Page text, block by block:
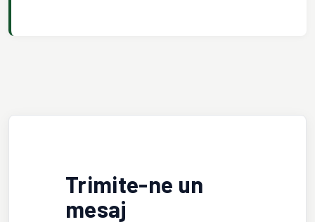
Trimite-ne un
mesaj